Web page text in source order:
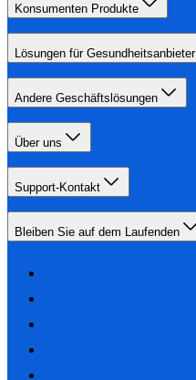
Konsumenten Produkte
Lösungen für Gesundheitsanbieter
Andere Geschäftslösungen
Über uns
Support-Kontakt
Bleiben Sie auf dem Laufenden